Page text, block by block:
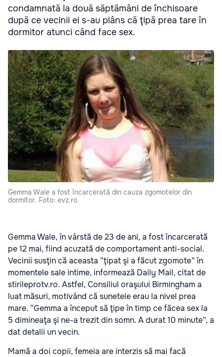
condamnată la două săptămâni de închisoare
după ce vecinii ei s-au plâns că ţipă prea tare în
dormitor atunci când face sex.
Gemma Wale a fost încarcerată din cauza zgomotelor din
dormitor. Foto: evz.ro
Gemma Wale, în vârstă de 23 de ani, a fost încarcerată
pe 12 mai, fiind acuzată de comportament anti-social.
Vecinii susţin că aceasta ”ţipat şi a făcut zgomote” în
momentele sale intime, informează Daily Mail, citat de
stirileprotv.ro. Astfel, Consiliul oraşului Birmingham a
luat măsuri, motivând că sunetele erau la nivel prea
mare. “Gemma a început să ţipe în timp ce făcea sex la
5 dimineaţa şi ne-a trezit din somn. A durat 10 minute”, a
dat detalii un vecin.
Mamă a doi copii, femeia are interzis să mai facă